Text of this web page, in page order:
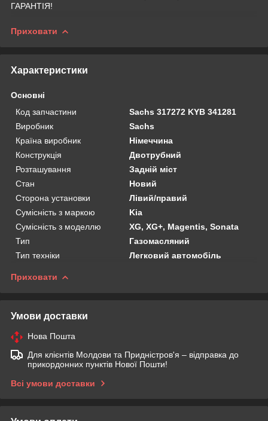
ГАРАНТІЯ!
Приховати
Характеристики
Основні
Код запчастини
Sachs 317272 KYB 341281
Виробник
Sachs
Країна виробник
Німеччина
Конструкція
Двотрубний
Розташування
Задній міст
Стан
Новий
Сторона установки
Лівий/правий
Сумісність з маркою
Kia
Сумісність з моделлю
XG, XG+, Magentis, Sonata
Тип
Газомасляний
Тип техніки
Легковий автомобіль
Приховати
Умови доставки
Нова Пошта
Для клієнтів Молдови та Придністров'я – відправка до
прикордонних пунктів Нової Пошти!
Всі умови доставки